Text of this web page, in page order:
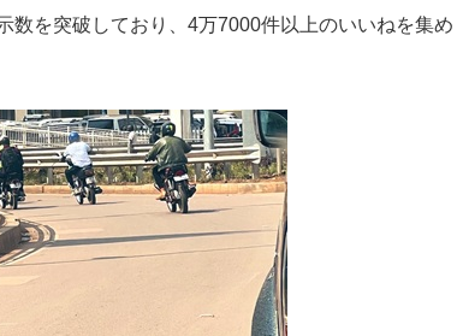
数を突破しており、4万7000件以上のいいねを集め